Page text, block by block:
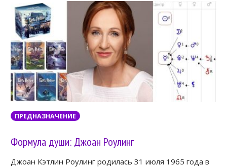
ПРЕДНАЗНАЧЕНИЕ
Формула души: Джоан Роулинг
Джоан Кэтлин Роулинг родилась 31 июля 1965 года в